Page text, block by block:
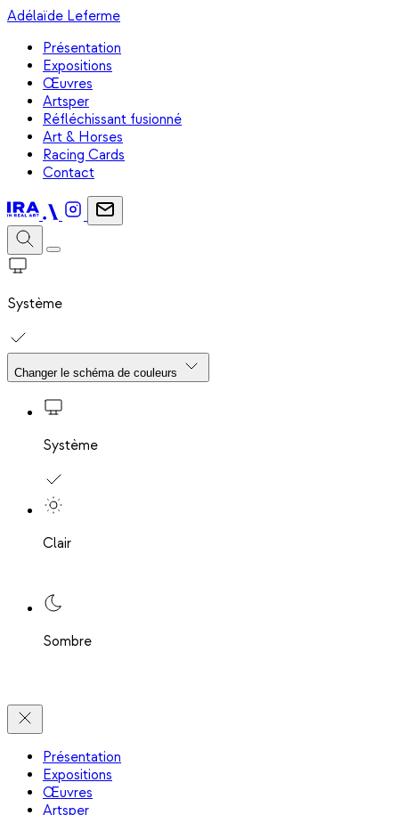
Adélaïde Leferme
Présentation
Expositions
Œuvres
Artsper
Réfléchissant fusionné
Art & Horses
Racing Cards
Contact
Système
Changer le schéma de couleurs
Système
Clair
Sombre
Présentation
Expositions
Œuvres
Artsper